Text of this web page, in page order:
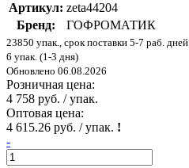
Артикул: zeta44204
Бренд:
ГОФРОМАТИК
23850 упак., срок поставки 5-7 раб. дней
6 упак. (1-3 дня)
Обновлено 06.08.2026
Розничная цена:
4 758 руб. / упак.
Оптовая цена:
4 615.26 руб. / упак. !
-